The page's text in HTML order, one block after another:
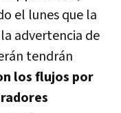
el lunes que la
advertencia de
tendrán
los flujos por